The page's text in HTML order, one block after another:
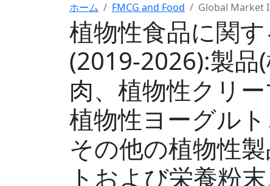
ホーム
FMCG and Food Global Market
植物性食品に関
(2019-2026):製品
肉、植物性クリー
植物性ヨーグル
その他の植物性
トおよび栄養粉